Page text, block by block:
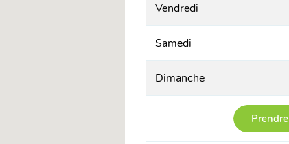
Vendredi
Samedi
Dimanche